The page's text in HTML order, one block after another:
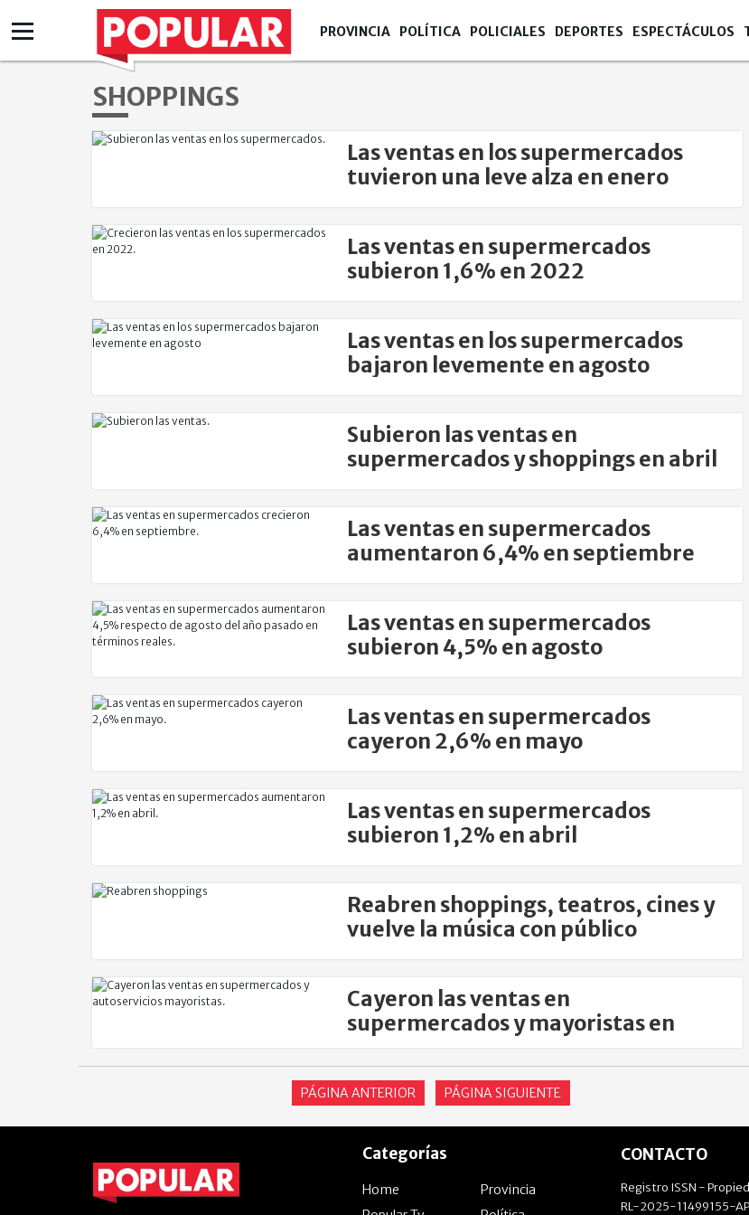
PROVINCIA POLÍTICA POLICIALES DEPORTES ESPECTÁCULOS
SHOPPINGS
Las ventas en los supermercados
tuvieron una leve alza en enero
Las ventas en supermercados
subieron 1,6% en 2022
Las ventas en los supermercados
bajaron levemente en agosto
Subieron las ventas en
supermercados y shoppings en abril
Las ventas en supermercados
aumentaron 6,4% en septiembre
Las ventas en supermercados
subieron 4,5% en agosto
Las ventas en supermercados
cayeron 2,6% en mayo
Las ventas en supermercados
subieron 1,2% en abril
Reabren shoppings, teatros, cines y
vuelve la música con público
Cayeron las ventas en
supermercados y mayoristas en
PÁGINA ANTERIOR PÁGINA SIGUIENTE
Categorías
Home
Provincia
CONTACTO
Registro ISSN -
RL-2025-11499155-